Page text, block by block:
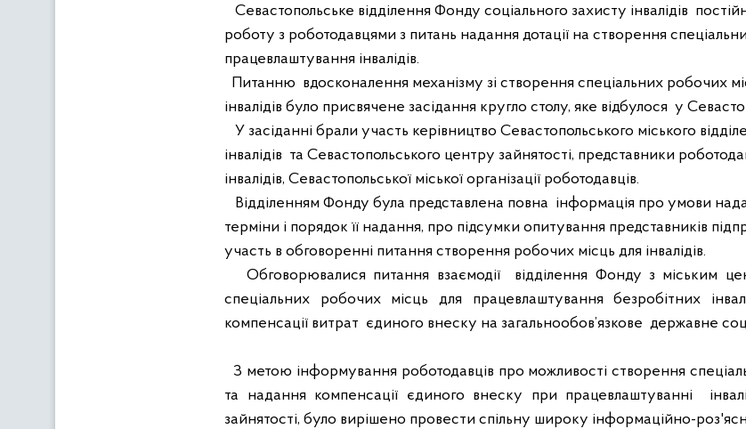
Севастопольське відділення Фонду соціального захисту інвалідів
роботу з роботодавцями з питань надання дотації на створення
працевлаштування інвалідів.
Питанню вдосконалення механізму зі створення спеціальних робочих
інвалідів було присвячене засідання кругло столу, яке відбулося у
У засіданні брали участь керівництво Севастопольського міського
інвалідів та Севастопольського центру зайнятості, представники
інвалідів, Севастопольської міської організації роботодавців.
Відділенням Фонду була представлена повна інформація про умови
терміни і порядок її надання, про підсумки опитування представників
участь в обговоренні питання створення робочих місць для інвалідів.
Обговорювалися питання взаємодії
відділення Фонду з міським
спеціальних робочих місць для працевлаштування безробітних
компенсації витрат єдиного внеску на загальнообов’язкове державне
З метою інформування роботодавців про можливості створення
та надання компенсації єдиного внеску при працевлаштуванні
зайнятості, було вирішено провести спільну широку інформаційно-